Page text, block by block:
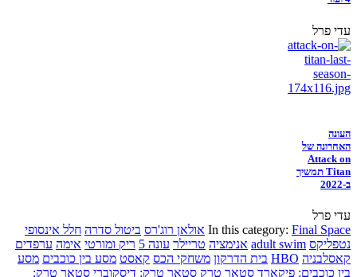
עדי פרל
העונה
האחרונה של
Attack on
Titan תמשיך
ב-2022
עדי פרל
In this category: Final Space אולאן רוג'רס ביטול סדרה חלל אינסופי
נטפליקס adult swim אנימציה טריילר עונה 5 ריק ומורטי אימה ערפדים
קאסלבניה HBO בית הדרקון משחקי הכס קאסט מסע בין כוכבים מסע
בין כוכבים: פיקארד סטאר טרק סטאר טרק: דיסקוברי סטאר טרק: